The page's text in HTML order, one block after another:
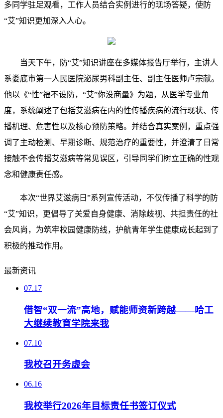
多同学驻足观看，工作人员结合实例进行的现场答疑，使防
“艾”知识更加深入人心。
当天下午，防“艾”知识讲座在多媒体报告厅举行，主讲人
系娄底市第一人民医院泌尿男科副主任、副主任医师卢宗献。
他以《“性”福不设防，“艾”你没商量》为题，从医学专业角
度，系统阐述了包括艾滋病在内的性传播疾病的流行现状、传
播机理、危害性以及核心预防策略。并结合真实案例，重点强
调了主动检测、早期诊断、规范治疗的重要性，并澄清了日常
接触不会传播艾滋病等常见误区，引导同学们树立正确的性观
念和健康责任感。
本次“世界艾滋病日”系列宣传活动，不仅传播了科学的防
“艾”知识，更倡导了关爱自身健康、消除歧视、共担责任的社
会风尚，为筑牢校园健康防线，护航青年学生健康成长起到了
积极的推动作用。
最新资讯
07.17
借智“双一流”高地，赋能师资新跨越——哈工
大继续教育学院来我
07.10
我校召开务虚会
06.16
我校举行2026年目标责任书签订仪式